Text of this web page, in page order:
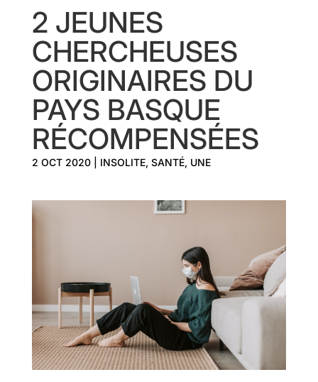
2 JEUNES
CHERCHEUSES
ORIGINAIRES DU
PAYS BASQUE
RÉCOMPENSÉES
2 OCT 2020| INSOLITE, SANTÉ, UNE